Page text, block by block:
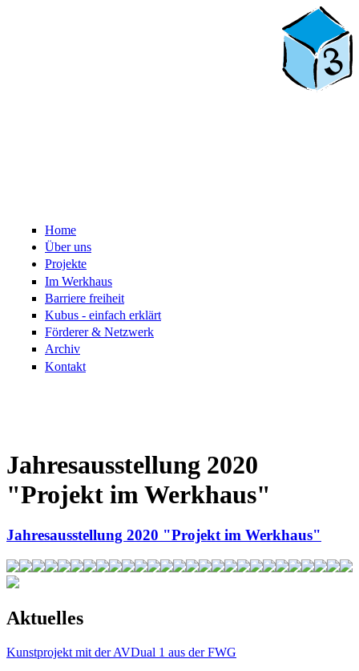
Home
Über uns
Projekte
Im Werkhaus
Barriere freiheit
Kubus - einfach erklärt
Förderer & Netzwerk
Archiv
Kontakt
Jahresausstellung 2020
"Projekt im Werkhaus"
Jahresausstellung 2020 "Projekt im Werkhaus"
Aktuelles
Kunstprojekt mit der AVDual 1 aus der FWG